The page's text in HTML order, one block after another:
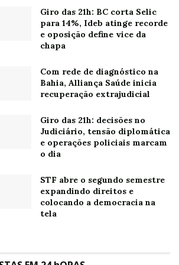
no interior paulista, atua como um
desossa da produção excedente de
planta de Rondon (PA). Atualmente,
representa um volume mensal
toneladas.
e comercial. Em vez de vender
fazemos isso internamente e
ao cliente final, mantendo
Giro das 21h: BC corta Selic
para 14%, Ideb atinge recorde
e oposição define vice da
chapa
Com rede de diagnóstico na
Bahia, Alliança Saúde inicia
recuperação extrajudicial
Giro das 21h: decisões no
Judiciário, tensão diplomática
e operações policiais marcam
o dia
STF abre o segundo semestre
expandindo direitos e
colocando a democracia na
tela